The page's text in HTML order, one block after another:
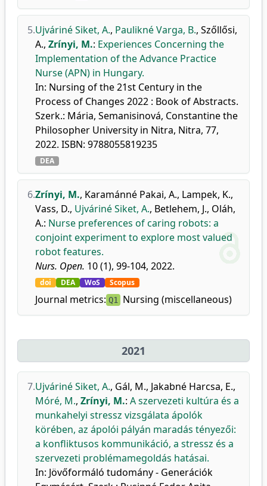
5.Ujváriné Siket, A., Paulikné Varga, B., Szőllősi,
A., Zrínyi, M.: Experiences Concerning the
Implementation of the Advance Practice
Nurse (APN) in Hungary.
In: Nursing of the 21st Century in the
Process of Changes 2022 : Book of Abstracts.
Szerk.: Mária, Semanisinová, Constantine the
Philosopher University in Nitra, Nitra, 77,
2022. ISBN: 9788055819235
DEA
6.Zrínyi, M., Karamánné Pakai, A., Lampek, K.,
Vass, D., Ujváriné Siket, A., Betlehem, J., Oláh,
A.: Nurse preferences of caring robots: a
conjoint experiment to explore most valued
robot features.
Nurs. Open. 10 (1), 99-104, 2022.
doi DEA WoS Scopus
Journal metrics: Q1 Nursing (miscellaneous)
2021
7.Ujváriné Siket, A., Gál, M., Jakabné Harcsa, E.,
Móré, M., Zrínyi, M.: A szervezeti kultúra és a
munkahelyi stressz vizsgálata ápolók
körében, az ápolói pályán maradás tényezői:
a konfliktusos kommunikáció, a stressz és a
szervezeti problémamegoldás hatásai.
In: Jövőformáló tudomány - Generációk